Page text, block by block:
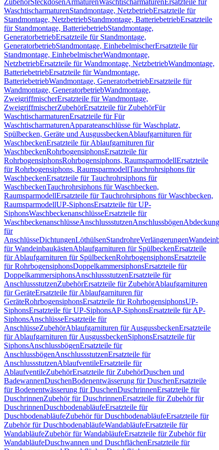
ZubehörSteckdosenArmaturenWaschtischarmaturen Ersatzteile für
WaschtischarmaturenStandmontage, NetzbetriebErsatzteile für
Standmontage, NetzbetriebStandmontage, BatteriebetriebErsatzteile
für Standmontage, BatteriebetriebStandmontage,
GeneratorbetriebErsatzteile für Standmontage,
GeneratorbetriebStandmontage, EinhebelmischerErsatzteile für
Standmontage, EinhebelmischerWandmontage,
NetzbetriebErsatzteile für Wandmontage, NetzbetriebWandmontage,
BatteriebetriebErsatzteile für Wandmontage,
BatteriebetriebWandmontage, GeneratorbetriebErsatzteile für
Wandmontage, GeneratorbetriebWandmontage,
ZweigriffmischerErsatzteile für Wandmontage,
ZweigriffmischerZubehörErsatzteile für ZubehörFür
WaschtischarmaturenErsatzteile für Für
WaschtischarmaturenApparateanschlüsse für Waschplatz,
Spülbecken, Geräte und AusgussbeckenAblaufgarnituren für
WaschbeckenErsatzteile für Ablaufgarnituren für
WaschbeckenRohrbogensiphonsErsatzteile für
RohrbogensiphonsRohrbogensiphons, RaumsparmodellErsatzteile
für Rohrbogensiphons, RaumsparmodellTauchrohrsiphons für
WaschbeckenErsatzteile für Tauchrohrsiphons für
WaschbeckenTauchrohrsiphons für Waschbecken,
RaumsparmodellErsatzteile für Tauchrohrsiphons für Waschbecken,
RaumsparmodellUP-SiphonsErsatzteile für UP-
SiphonsWaschbeckenanschlüsseErsatzteile für
WaschbeckenanschlüsseAnschlussstutzenAnschlussbögen
für
AnschlüsseDichtungenLöthülsenStandrohreVerlängerungen
für WandeinbaukästenAblaufgarnituren für SpülbeckenErsatzteile
für Ablaufgarnituren für SpülbeckenRohrbogensiphonsErsatzteile
für RohrbogensiphonsDoppelkammersiphonsErsatzteile für
DoppelkammersiphonsAnschlussstutzenErsatzteile für
AnschlussstutzenZubehörErsatzteile für ZubehörAblaufgarnituren
für GeräteErsatzteile für Ablaufgarnituren für
GeräteRohrbogensiphonsErsatzteile für RohrbogensiphonsUP-
SiphonsErsatzteile für UP-SiphonsAP-SiphonsErsatzteile für AP-
SiphonsAnschlüsseErsatzteile für
AnschlüsseZubehörAblaufgarnituren für AusgussbeckenErsatzteile
für Ablaufgarnituren für AusgussbeckenSiphonsErsatzteile für
SiphonsAnschlussbögenErsatzteile für
AnschlussbögenAnschlussstutzenErsatzteile für
AnschlussstutzenAblaufventileErsatzteile für
AblaufventileZubehörErsatzteile für ZubehörDuschen und
BadewannenDuschenBodenentwässerung für DuschenErsatzteile
für Bodenentwässerung für DuschenDuschrinnenErsatzteile für
DuschrinnenZubehör für DuschrinnenErsatzteile für Zubehör für
DuschrinnenDuschbodenabläufeErsatzteile für
DuschbodenabläufeZubehör für DuschbodenabläufeErsatzteile für
Zubehör für DuschbodenabläufeWandabläufeErsatzteile für
WandabläufeZubehör für WandabläufeErsatzteile für Zubehör für
WandabläufeDuschwannen und DuschflächenErsatzteile für